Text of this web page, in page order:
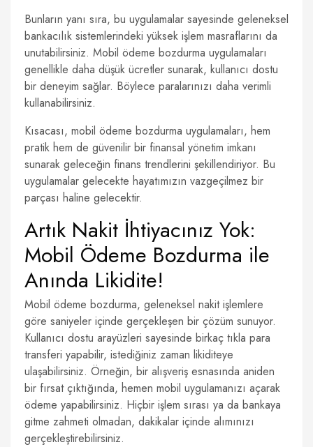
Bunların yanı sıra, bu uygulamalar sayesinde geleneksel
bankacılık sistemlerindeki yüksek işlem masraflarını da
unutabilirsiniz. Mobil ödeme bozdurma uygulamaları
genellikle daha düşük ücretler sunarak, kullanıcı dostu
bir deneyim sağlar. Böylece paralarınızı daha verimli
kullanabilirsiniz.
Kısacası, mobil ödeme bozdurma uygulamaları, hem
pratik hem de güvenilir bir finansal yönetim imkanı
sunarak geleceğin finans trendlerini şekillendiriyor. Bu
uygulamalar gelecekte hayatımızın vazgeçilmez bir
parçası haline gelecektir.
Artık Nakit İhtiyacınız Yok:
Mobil Ödeme Bozdurma ile
Anında Likidite!
Mobil ödeme bozdurma, geleneksel nakit işlemlere
göre saniyeler içinde gerçekleşen bir çözüm sunuyor.
Kullanıcı dostu arayüzleri sayesinde birkaç tıkla para
transferi yapabilir, istediğiniz zaman likiditeye
ulaşabilirsiniz. Örneğin, bir alışveriş esnasında aniden
bir fırsat çıktığında, hemen mobil uygulamanızı açarak
ödeme yapabilirsiniz. Hiçbir işlem sırası ya da bankaya
gitme zahmeti olmadan, dakikalar içinde alımınızı
gerçekleştirebilirsiniz.